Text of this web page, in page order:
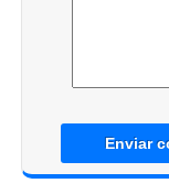
Enviar